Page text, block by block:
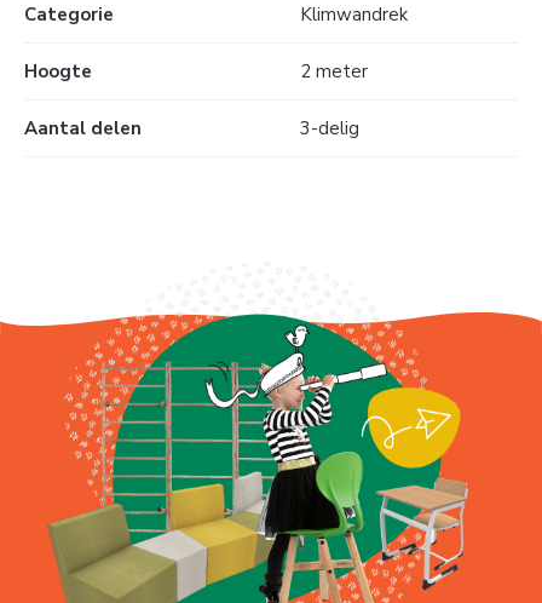
Categorie Klimwandrek
Hoogte 2 meter
Aantal delen 3-delig